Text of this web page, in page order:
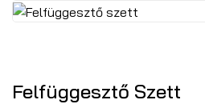
Felfüggesztő Szett